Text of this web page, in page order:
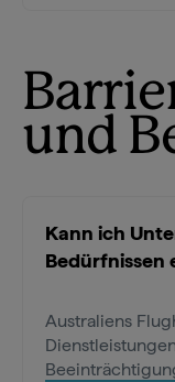
und
Kann ich
Bedürfnissen
Australiens